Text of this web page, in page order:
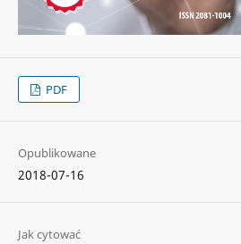
PDF
Opublikowane
2018-07-16
Jak cytować